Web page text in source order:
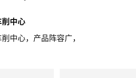
削中心
中心，产品阵容广，